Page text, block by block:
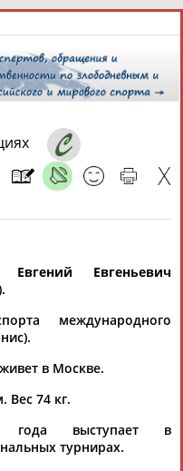
2026 года,01:11
Расширенный поиск
АБАЛАКИНА
АБАШИДЗЕ
Евгеньевич
международного
в Москве.
Вес 74 кг.
выступает в
турнирах.